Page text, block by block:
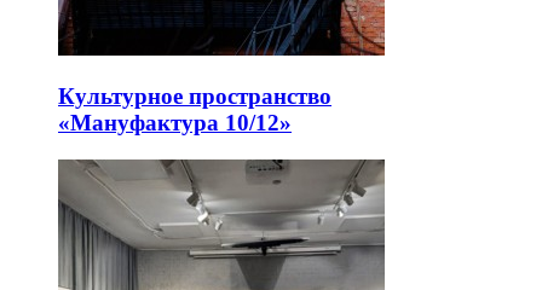
Культурное пространство
«Мануфактура 10/12»